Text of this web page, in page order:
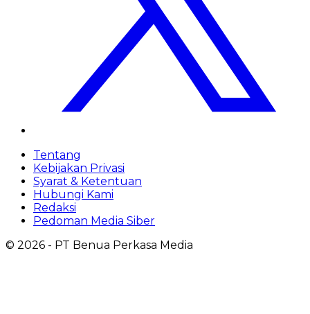
Tentang
Kebijakan Privasi
Syarat & Ketentuan
Hubungi Kami
Redaksi
Pedoman Media Siber
© 2026 - PT Benua Perkasa Media